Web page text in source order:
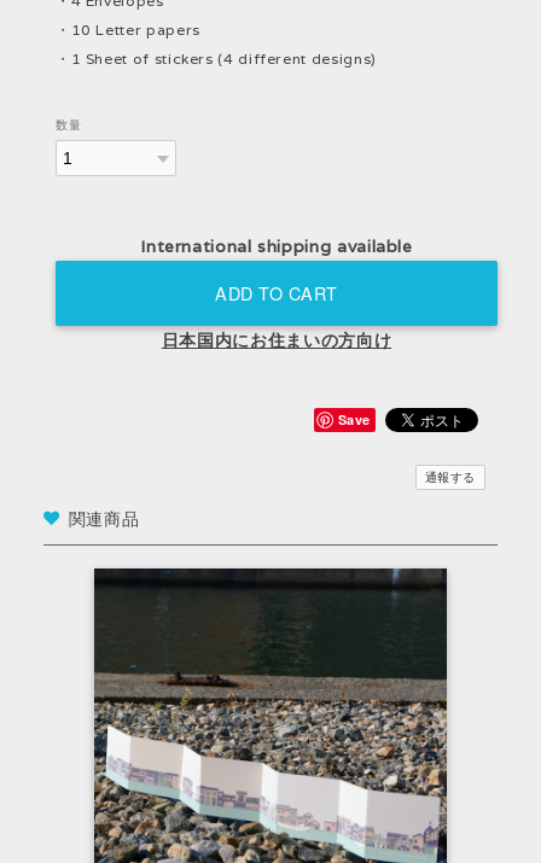
・10 Letter papers
・1 Sheet of stickers (4 different designs)
数量
International shipping available
ADD TO CART
日本国内にお住まいの方向け
Save
通報する
関連商品